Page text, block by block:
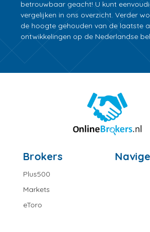
betrouwbaar geacht! U kunt
vergelijken in ons overzicht. Verder
de hoogte gehouden van de laatste
ontwikkelingen op de Nederlandse
Brokers
Plus500
Markets
eToro